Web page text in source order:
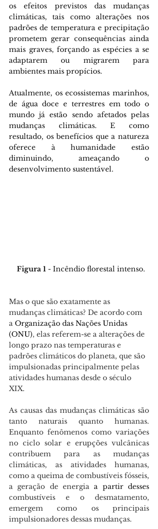
os efeitos previstos das mudanças
climáticas, tais como alterações nos
padrões de temperatura e precipitação
prometem gerar consequências ainda
mais graves, forçando as espécies a se
adaptarem ou migrarem para
ambientes mais propícios.
Atualmente, os ecossistemas marinhos,
de água doce e terrestres em todo o
mundo já estão sendo afetados pelas
mudanças climáticas. E como
resultado, os benefícios que a natureza
oferece à humanidade estão
diminuindo, ameaçando o
desenvolvimento sustentável.
Figura 1 - Incêndio florestal intenso.
Mas o que são exatamente as
mudanças climáticas? De acordo com
a Organização das Nações Unidas
(ONU), elas referem-se a alterações de
longo prazo nas temperaturas e
padrões climáticos do planeta, que são
impulsionadas principalmente pelas
atividades humanas desde o século
XIX.
As causas das mudanças climáticas são
tanto naturais quanto humanas.
Enquanto fenômenos como variações
no ciclo solar e erupções vulcânicas
contribuem para as mudanças
climáticas, as atividades humanas,
como a queima de combustíveis fósseis,
a geração de energia
combustíveis e o desmatamento,
emergem como os principais
impulsionadores dessas mudanças.